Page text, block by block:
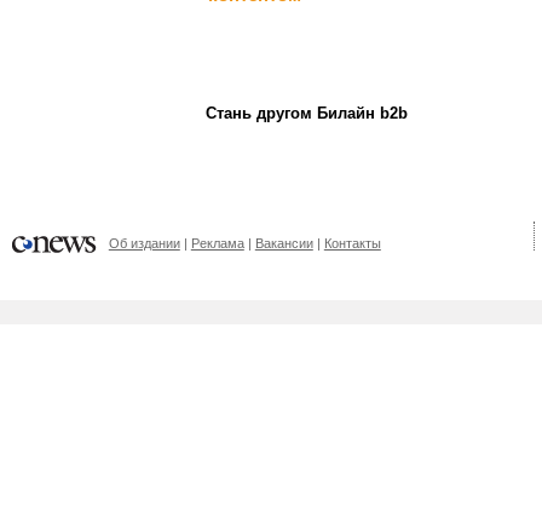
Стань другом Билайн b2b
Об издании Реклама Вакансии Контакты